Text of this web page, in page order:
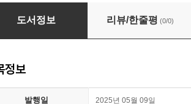
게 친절한 동양철학 (큰글자책)
도서정보 리뷰/한줄평 (0/0)
정보
발행일 2025년 05월 09일